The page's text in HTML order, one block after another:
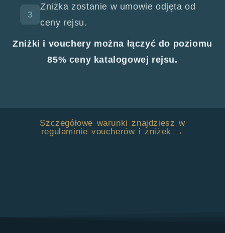
3
Zniżka zostanie w umowie odjęta od
ceny rejsu.
Zniżki i vouchery można łączyć do poziomu
85% ceny katalogowej rejsu.
Szczegółowe warunki znajdziesz w
regulaminie voucherów i zniżek →